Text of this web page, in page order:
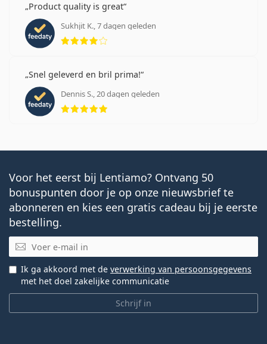
Product quality is great
Sukhjit K., 7 dagen geleden
Beoordeling 4 van 5
Snel geleverd en bril prima!
Dennis S., 20 dagen geleden
Beoordeling 5 van 5
Voor het eerst bij Lentiamo? Ontvang 50
bonuspunten door je op onze nieuwsbrief te
abonneren en kies een gratis cadeau bij je eerste
bestelling.
E-mail
Schrijf in
Ik ga akkoord met de verwerking van persoonsgegevens
met het doel zakelijke communicatie